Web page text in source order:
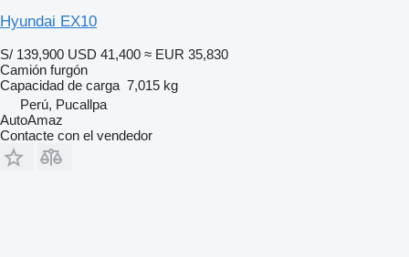
Hyundai EX10
S/ 139,900 USD 41,400 ≈ EUR 35,830
Camión furgón
Capacidad de carga 7,015 kg
Perú, Pucallpa
AutoAmaz
Contacte con el vendedor